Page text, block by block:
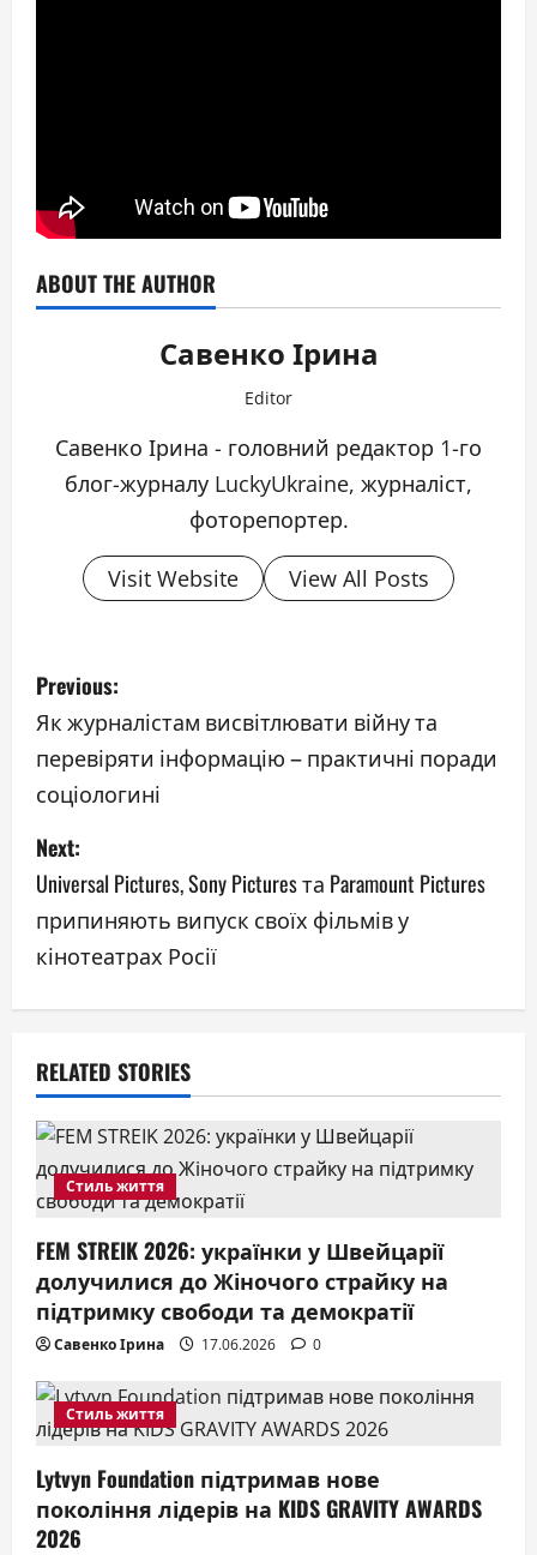
ABOUT THE AUTHOR
Савенко Ірина
Editor
Савенко Ірина - головний редактор 1-го
блог-журналу LuckyUkraine, журналіст,
фоторепортер.
Visit Website View All Posts
P
o
s
n
a
v
i
g
a
t
i
o
n
Previous:
Як журналістам висвітлювати війну та
перевіряти інформацію – практичні поради
соціологині
Next:
Universal Pictures, Sony Pictures та Paramount Pictures
припиняють випуск своїх фільмів у
кінотеатрах Росії
RELATED STORIES
Стиль життя
FEM STREIK 2026: українки у Швейцарії
долучилися до Жіночого страйку на
підтримку свободи та демократії
Савенко Ірина 17.06.2026 0
Стиль життя
Lytvyn Foundation підтримав нове
покоління лідерів на KIDS GRAVITY AWARDS
2026